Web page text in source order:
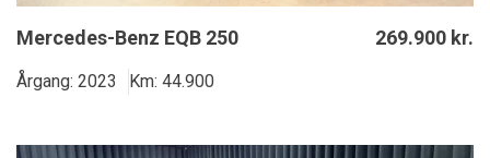
Mercedes-Benz EQB 250 269.900 kr.
Årgang: 2023 Km: 44.900